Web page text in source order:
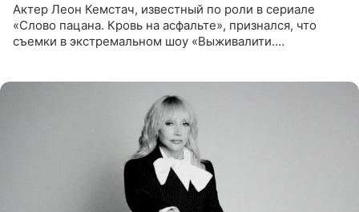
Актер Леон Кемстач, известный по роли в сериале
«Слово пацана. Кровь на асфальте», признался, что
съемки в экстремальном шоу «Выживалити.